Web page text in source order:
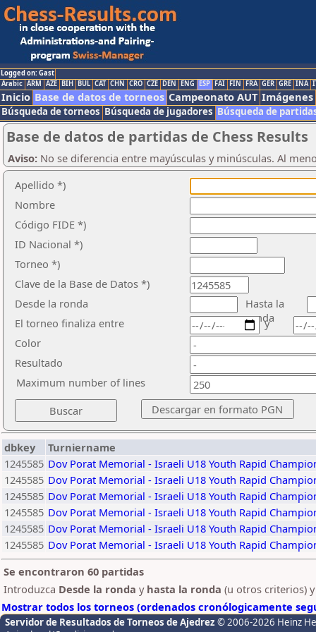
Logged on: Gast
Arabic ARM AZE BIH BUL CAT CHN CRO CZE DEN ENG ESP FAI FIN FRA GER GRE INA
Inicio Base de datos de torneos Campeonato AUT Imágenes
Búsqueda de torneos Búsqueda de jugadores Búsqueda de
Base de datos de partidas de Chess Results
Aviso: No se diferencia entre mayúsculas y minúsculas. Al
Apellido *)
Nombre
Código FIDE *)
ID Nacional *)
Torneo *)
Clave de la Base de Datos *)
Desde la ronda
Hasta la
ronda
El torneo finaliza entre
Color
Resultado
y
Maximum number of lines
dbkey
Turniername
1245585 Dov Porat Memorial - Israeli U18 Youth Rapid
1245585 Dov Porat Memorial - Israeli U18 Youth Rapid
1245585 Dov Porat Memorial - Israeli U18 Youth Rapid
1245585 Dov Porat Memorial - Israeli U18 Youth Rapid
1245585 Dov Porat Memorial - Israeli U18 Youth Rapid
1245585 Dov Porat Memorial - Israeli U18 Youth Rapid
Se encontraron 60 partidas
Introduzca Desde la ronda y hasta la ronda (u otros criterios)
Mostrar todos los torneos (ordenados cronólogicamente
Servidor de Resultados de Torneos de Ajedrez © 2006-2026 Heinz